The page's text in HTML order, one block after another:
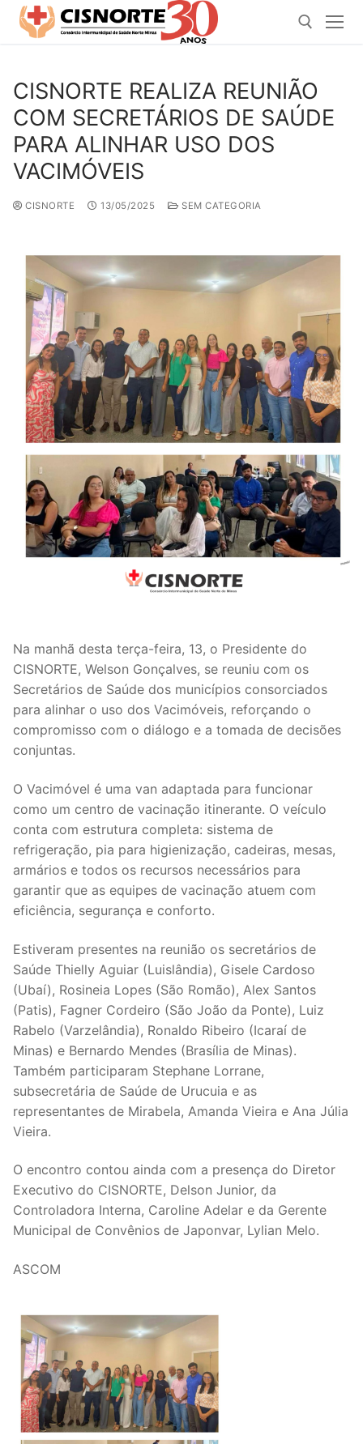
Pular
para
Pesquisar por:
CISNORTE REALIZA REUNIÃO
COM SECRETÁRIOS DE SAÚDE
PARA ALINHAR USO DOS
VACIMÓVEIS
CISNORTE 13/05/2025 SEM CATEGORIA
Na manhã desta terça-feira, 13, o Presidente do
CISNORTE, Welson Gonçalves, se reuniu com os
Secretários de Saúde dos municípios consorciados
para alinhar o uso dos Vacimóveis, reforçando o
compromisso com o diálogo e a tomada de decisões
conjuntas.
O Vacimóvel é uma van adaptada para funcionar
como um centro de vacinação itinerante. O veículo
conta com estrutura completa: sistema de
refrigeração, pia para higienização, cadeiras, mesas,
armários e todos os recursos necessários para
garantir que as equipes de vacinação atuem com
eficiência, segurança e conforto.
Estiveram presentes na reunião os secretários de
Saúde Thielly Aguiar (Luislândia), Gisele Cardoso
(Ubaí), Rosineia Lopes (São Romão), Alex Santos
(Patis), Fagner Cordeiro (São João da Ponte), Luiz
Rabelo (Varzelândia), Ronaldo Ribeiro (Icaraí de
Minas) e Bernardo Mendes (Brasília de Minas).
Também participaram Stephane Lorrane,
subsecretária de Saúde de Urucuia e as
representantes de Mirabela, Amanda Vieira e Ana Júlia
Vieira.
O encontro contou ainda com a presença do Diretor
Executivo do CISNORTE, Delson Junior, da
Controladora Interna, Caroline Adelar e da Gerente
Municipal de Convênios de Japonvar, Lylian Melo.
ASCOM